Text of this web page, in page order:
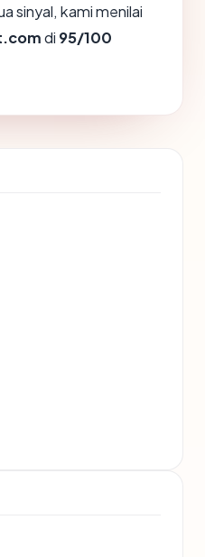
sinyal, kami menilai
di 95/100